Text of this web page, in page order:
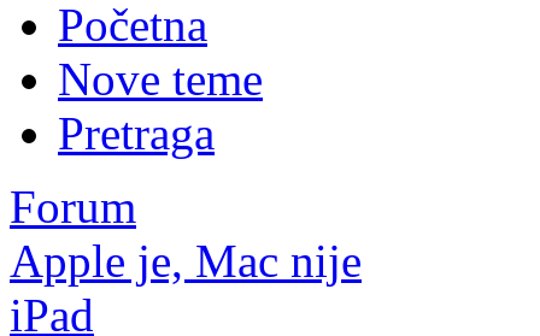
Početna
Nove teme
Pretraga
Forum
Apple je, Mac nije
iPad